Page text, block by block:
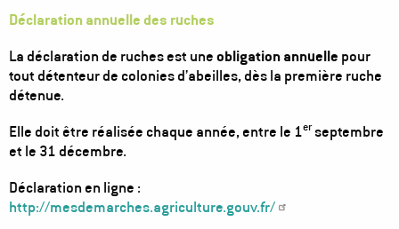
Déclaration annuelle des ruches
La déclaration de ruches est uneobligation annuelle pour
tout détenteur de colonies d’abeilles, dès la première ruche
détenue.
Elle doit être réalisée chaque année, entre le 1erseptembre
et le 31 décembre.
Déclaration en ligne :
http://mesdemarches.agriculture.gouv.fr/